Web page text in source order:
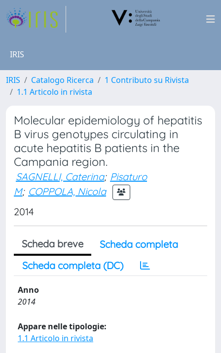
IRIS
IRIS Catalogo Ricerca
1 Contributo su Rivista
1.1 Articolo in rivista
Molecular epidemiology of hepatitis
B virus genotypes circulating in
acute hepatitis B patients in the
Campania region.
SAGNELLI, Caterina; Pisaturo
M; COPPOLA, Nicola
2014
Scheda breve
Scheda completa
Scheda completa (DC)
Anno
2014
Appare nelle tipologie:
1.1 Articolo in rivista